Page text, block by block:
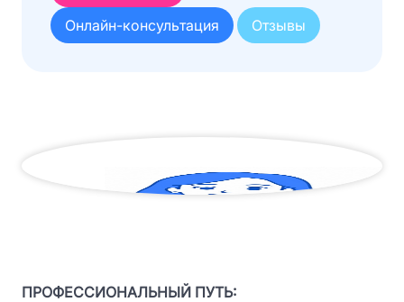
Онлайн-консультация
Отзывы
ПРОФЕССИОНАЛЬНЫЙ ПУТЬ: